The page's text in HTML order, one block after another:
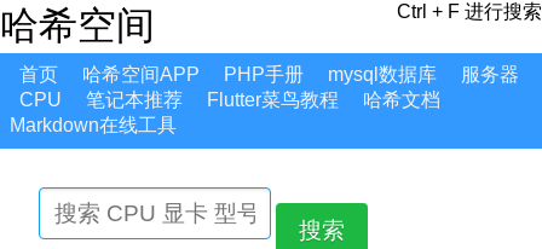
哈希空间 Ctrl + F 进行搜索
首页 哈希空间APP PHP手册 mysql数据库
服务器
CPU
笔记本推荐 Flutter菜鸟教程
哈希文档
Markdown在线工具
搜索